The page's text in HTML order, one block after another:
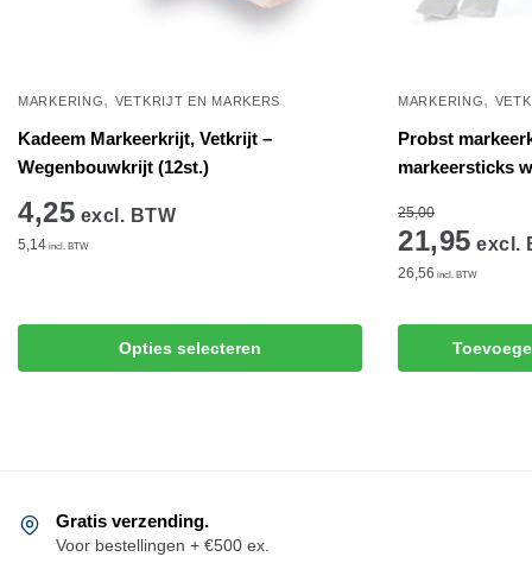
MARKERING, VETKRIJT EN MARKERS
Kadeem Markeerkrijt, Vetkrijt –
Wegenbouwkrijt (12st.)
4,25 excl. BTW
5,14 incl. BTW
Opties selecteren
heeft
kan
gekozen
MARKERING,
Probst
markeersticks
25,00
21,95 excl.
26,56 incl. BTW
Gratis verzending.
Voor bestellingen + €500 ex.